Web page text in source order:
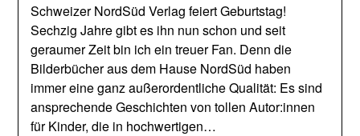
Schweizer NordSüd Verlag feiert Geburtstag!
Sechzig Jahre gibt es ihn nun schon und seit
geraumer Zeit bin ich ein treuer Fan. Denn die
Bilderbücher aus dem Hause NordSüd haben
immer eine ganz außerordentliche Qualität: Es sind
ansprechende Geschichten von tollen Autor:innen
für Kinder, die in hochwertigen…